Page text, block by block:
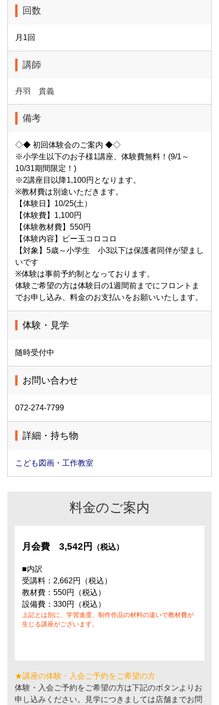
回数
月1回
講師
丹羽 貴義
備考
◇◆ 初回体験会のご案内 ◆◇
※小学生以下のお子様1講座、体験費無料！(9/1～
10/31期間限定！)
※2講座目以降1,100円となります。
※教材費は別途いただきます。
【体験日】10/25(土）
【体験費】1,100円
【体験教材費】550円
【体験内容】ビー玉コロコロ
【対象】5歳～小学生 小3以下は保護者同伴が望まし
いです
※体験は事前予約制となっております。
体験ご希望の方は体験日の1週間前までにフロントま
でお申し込み、料金のお支払いをお願いいたします。
体験・見学
随時受付中
お問い合わせ
072-274-7799
詳細・持ち物
こども図画・工作教室
料金のご案内
月会費 3,542円 （税込）
■内訳
受講料：2,662円（税込）
教材費：550円（税込）
設備費：330円（税込）
上記とは別に、学習進度、制作作品の材料の違いで教材費が
生じる講座がございます。
★講座の体験・入会ご予約をご希望の方
体験・入会ご予約をご希望の方は下記のボタンよりお
申し込みください。見学につきましては店舗までお問